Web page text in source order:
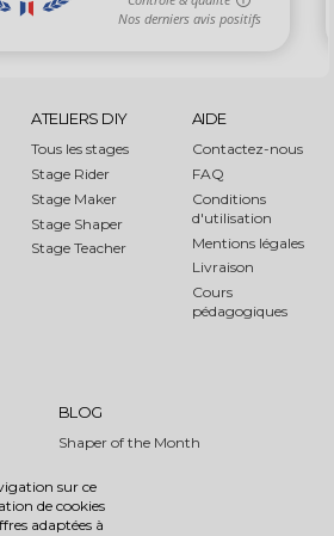
ATELIERS DIY
Tous les stages
Stage Rider
Stage Maker
Stage Shaper
Stage Teacher
AIDE
Contactez-nous
FAQ
Conditions
d'utilisation
Mentions légales
Livraison
Cours
pédagogiques
BLOG
Shaper of the Month
Tutoriels
sur ce
de cookies
adaptées à